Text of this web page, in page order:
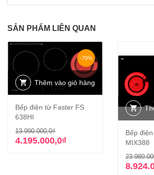
SẢN PHẨM LIÊN QUAN
-70%
Thêm vào giỏ hàng
Bếp điện từ Faster FS
638HI
13.990.000,0₫Giá
gốc
4.195.000,0₫
Giá
hiện
Bếp
MIX388